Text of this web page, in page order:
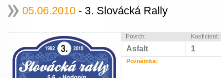
05.06.2010 - 3. Slovácká Rally
Povrch: Koeficient:
Asfalt 1
Poznámka: